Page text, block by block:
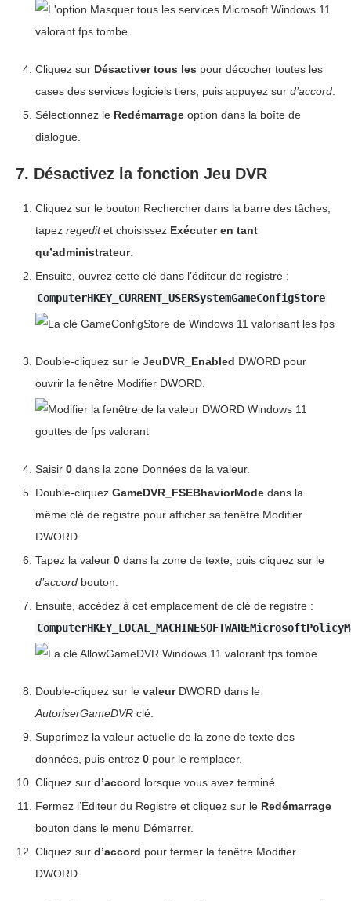
Cliquez sur Désactiver tous les pour décocher toutes les
cases des services logiciels tiers, puis appuyez sur d’accord
Sélectionnez le Redémarrage option dans la boîte de
dialogue.
7. Désactivez la fonction Jeu DVR
Cliquez sur le bouton Rechercher dans la barre des tâches,
tapez regeditet choisissez Exécuter en tant
qu’administrateur.
Ensuite, ouvrez cette clé dans l’éditeur de registre :
ComputerHKEY_CURRENT_USERSystemGameConfigStore
Double-cliquez sur le JeuDVR_Enabled DWORD pour
ouvrir la fenêtre Modifier DWORD.
Saisir 0 dans la zone Données de la valeur.
Double-cliquez GameDVR_FSEBhaviorMode dans la
même clé de registre pour afficher sa fenêtre Modifier
DWORD.
Tapez la valeur 0 dans la zone de texte, puis cliquez sur le
d’accord bouton.
Ensuite, accédez à cet emplacement de clé de registre :
Double-cliquez sur le valeurDWORD dans le
AutoriserGameDVR clé.
Supprimez la valeur actuelle de la zone de texte des
données, puis entrez 0 pour le remplacer.
Cliquez sur d’accord lorsque vous avez terminé.
Fermez l’Éditeur du Registre et cliquez sur le Redémarrage
bouton dans le menu Démarrer.
Cliquez sur d’accord pour fermer la fenêtre Modifier
DWORD.